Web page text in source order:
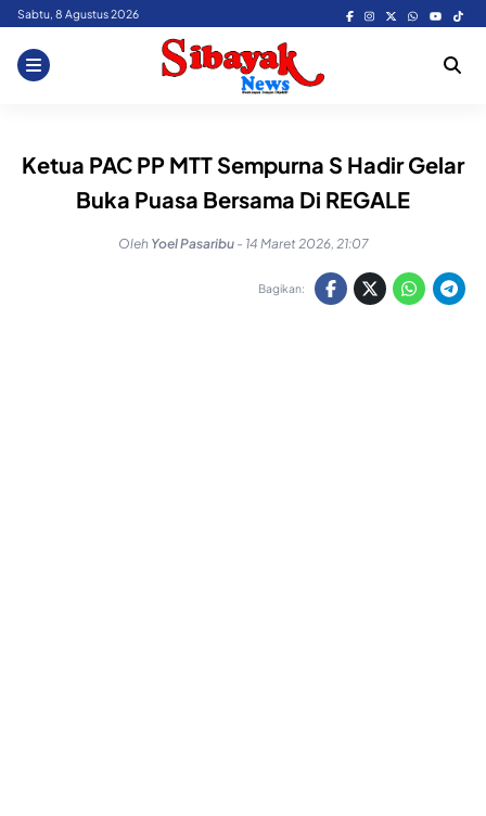
Skip
content
Sabtu, 8 Agustus 2026
Ketua PAC PP MTT Sempurna S Hadir Gelar
Buka Puasa Bersama Di REGALE
Oleh Yoel Pasaribu - 14 Maret 2026, 21:07
Bagikan: